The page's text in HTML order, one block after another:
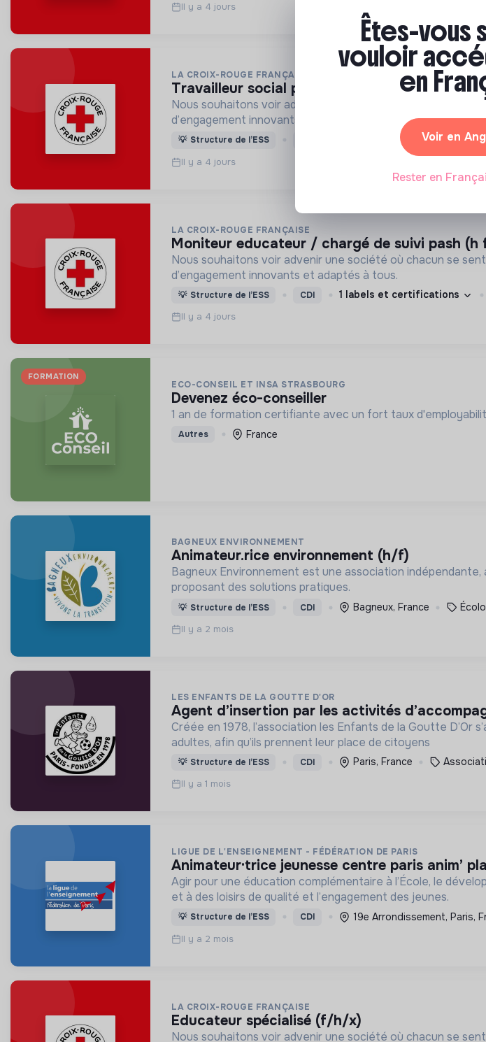
Il y a 4 jours
LA CROIX-ROUGE FRANÇAISE
travailleur social pôle psycho social,
Nous souhaitons voir advenir une société où chacun se
d’engagement innovants et adaptés à tous.
💡 Structure de l’ESS 1 labels et certifications
Il y a 4 jours
LA CROIX-ROUGE FRANÇAISE
moniteur educateur / chargé de suivi pash (h
Nous souhaitons voir advenir une société où chacun se
d’engagement innovants et adaptés à tous.
💡 Structure de l’ESS CDI 1 labels et certifications
Il y a 4 jours
FORMATION
ECO-CONSEIL ET INSA STRASBOURG
devenez éco-conseiller
1 an de formation certifiante avec un fort taux
Autres France
BAGNEUX ENVIRONNEMENT
animateur.rice environnement (h/f)
Bagneux Environnement est une association
proposant des solutions pratiques.
💡 Structure de l’ESS CDI Bagneux, France
Il y a 2 mois
LES ENFANTS DE LA GOUTTE D'OR
agent d’insertion par les activités
Créée en 1978, l’association les Enfants de la Goutte D’Or
adultes, afin qu’ils prennent leur place de citoyens
💡 Structure de l’ESS CDI Paris, France
Il y a 1 mois
LIGUE DE L'ENSEIGNEMENT - FÉDÉRATION DE PARIS
animateur·trice jeunesse centre paris anim’
Agir pour une éducation complémentaire à l’École, le
et à des loisirs de qualité et l’engagement des jeunes.
💡 Structure de l’ESS CDI 19e Arrondissement, Paris,
Il y a 2 mois
LA CROIX-ROUGE FRANÇAISE
educateur spécialisé (f/h/x)
Nous souhaitons voir advenir une société où chacun se
Êtes-vous
vouloir
en
Voir en
Rester en